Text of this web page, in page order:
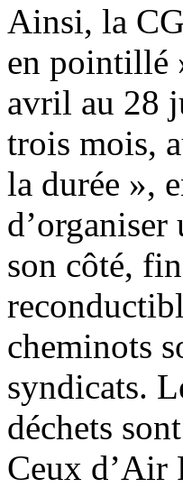
Ainsi, la
en pointillé
avril au 28
trois mois,
la durée »,
son côté,
cheminots
syndicats.
déchets
Ceux d’Air